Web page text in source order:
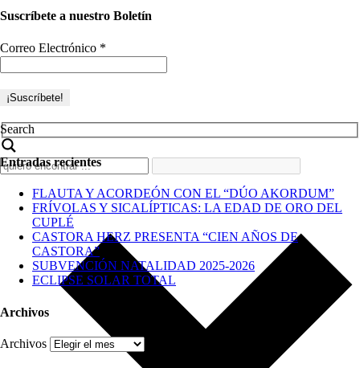
Suscríbete a nuestro Boletín
Correo Electrónico *
Search
Entradas recientes
FLAUTA Y ACORDEÓN CON EL “DÚO AKORDUM”
FRÍVOLAS Y SICALÍPTICAS: LA EDAD DE ORO DEL
CUPLÉ
CASTORA HERZ PRESENTA “CIEN AÑOS DE
CASTORA”
SUBVENCIÓN NATALIDAD 2025-2026
ECLIPSE SOLAR TOTAL
Archivos
Archivos